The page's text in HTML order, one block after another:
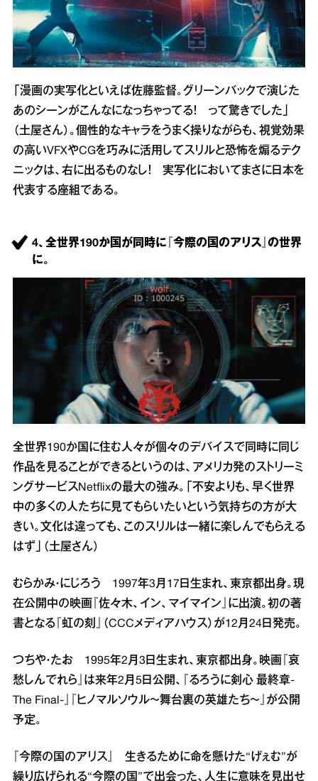
「漫画の実写化といえば佐藤監督。グリーンバックで演じた
あのシーンがこんなになっちゃってる！ って驚きでした」
（土屋さん）。個性的なキャラをうまく操りながらも、視覚効果
の高いVFXやCGを巧みに活用してスリルと恐怖を煽るテク
ニックは、右に出るものなし！ 実写化においてまさに日本を
代表する座組である。
4、全世界190か国が同時に『今際の国のアリス』の世界
に。
全世界190か国に住む人々が個々のデバイスで同時に同じ
作品を見ることができるというのは、アメリカ発のストリーミ
ングサービスNetflixの最大の強み。「不安よりも、早く世界
中の多くの人たちに見てもらいたいという気持ちの方が大
きい。文化は違っても、このスリルは一緒に楽しんでもらえる
はず」（土屋さん）
むらかみ・にじろう 1997年3月17日生まれ、東京都出身。現
在公開中の映画『佐々木、イン、マイマイン』に出演。初の著
書となる『虹の刻』（CCCメディアハウス）が12月24日発売。
つちや・たお 1995年2月3日生まれ、東京都出身。映画『哀
愁しんでれら』は来年2月5日公開、『るろうに剣心 最終章‐
The Final‐』『ヒノマルソウル～舞台裏の英雄たち～』が公開
予定。
『今際の国のアリス』 生きるために命を懸けた“げぇむ”が
繰り広げられる“今際の国”で出会った、人生に意味を見出せ